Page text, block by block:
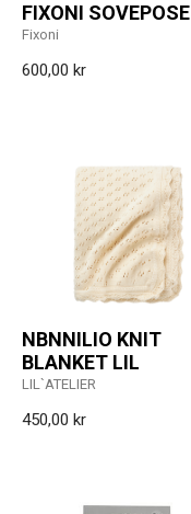
FIXONI SOVEPOSE
Fixoni
600,00 kr
NBNNILIO KNIT
BLANKET LIL
LIL`ATELIER
450,00 kr